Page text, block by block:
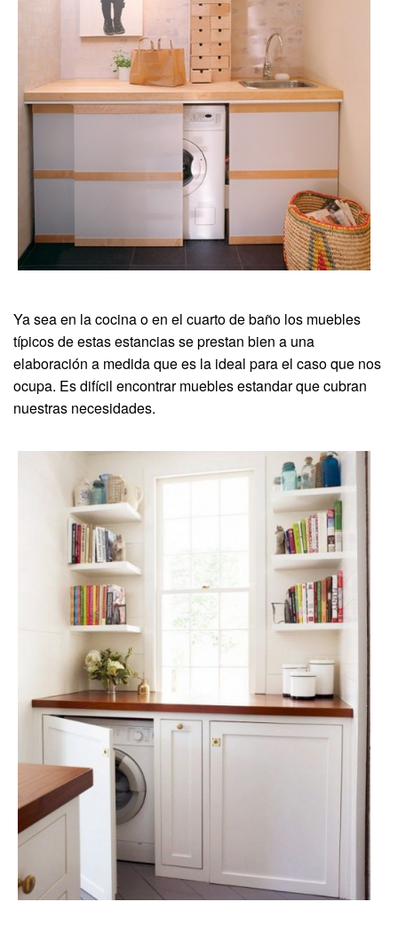
Ya sea en la cocina o en el cuarto de baño los muebles
típicos de estas estancias se prestan bien a una
elaboración a medida que es la ideal para el caso que nos
ocupa. Es difícil encontrar muebles estandar que cubran
nuestras necesidades.